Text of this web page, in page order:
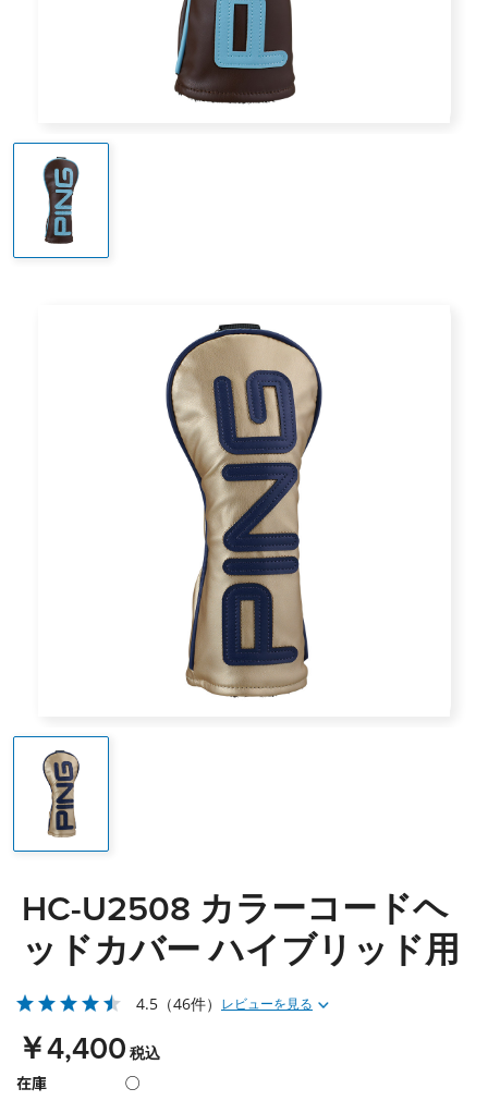
HC-U2508 カラーコードヘ
ッドカバー ハイブリッド用
￥4,400税込
在庫 ○
4.5 （46件） レビューを見る